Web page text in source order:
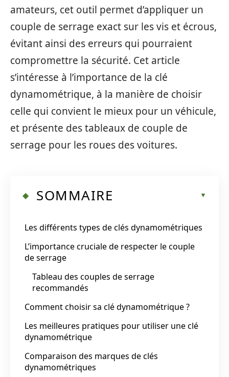
amateurs, cet outil permet d’appliquer un
couple de serrage exact sur les vis et écrous,
évitant ainsi des erreurs qui pourraient
compromettre la sécurité. Cet article
s’intéresse à l’importance de la clé
dynamométrique, à la manière de choisir
celle qui convient le mieux pour un véhicule,
et présente des tableaux de couple de
serrage pour les roues des voitures.
SOMMAIRE
Les différents types de clés dynamométriques
L’importance cruciale de respecter le couple
de serrage
Tableau des couples de serrage
recommandés
Comment choisir sa clé dynamométrique ?
Les meilleures pratiques pour utiliser une clé
dynamométrique
Comparaison des marques de clés
dynamométriques